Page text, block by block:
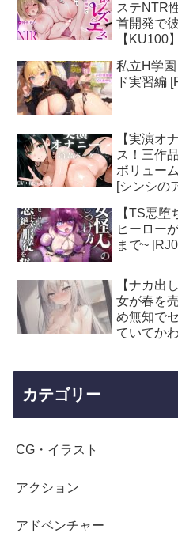
ステNTR
首開発で
【KU100
私立H学
ド実習編
【実演オ
ス！三作
ボリュー
[シンシの
【TS悪
ヒーロー
まで~
【ナカ出
女が春を
め無知で
ていてか
カテゴリー
CG・イラスト
アクション
アドベンチャー